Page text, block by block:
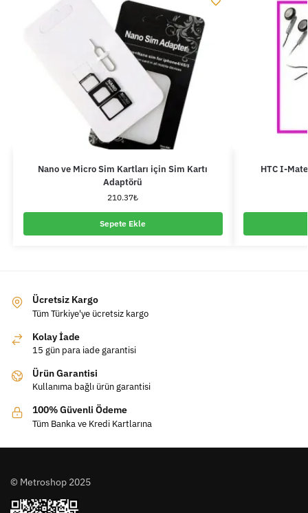
Nano ve Micro Sim Kartları için Sim Kartı
Adaptörü
210.37₺
Sepete Ekle
HTC I-
Ücretsiz Kargo
Tüm Türkiye'ye ücretsiz kargo
Kolay İade
15 gün para iade garantisi
Ürün Garantisi
Kullanıma bağlı ürün garantisi
100% Güvenli Ödeme
Tüm Banka ve Kredi Kartlarına
© Metroshop 2025